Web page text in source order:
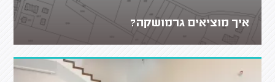
איך מוציאים גרמושקה?